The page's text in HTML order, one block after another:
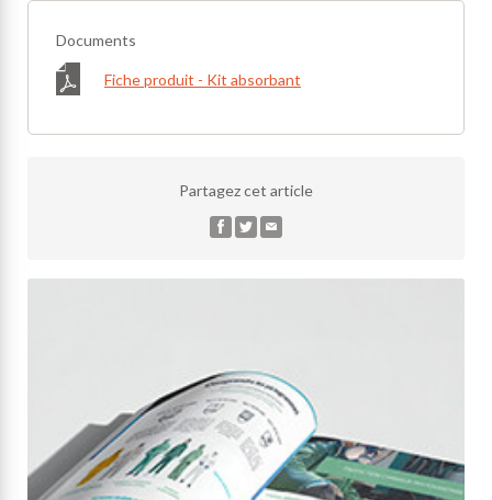
Documents
Fiche produit - Kit absorbant
Partagez cet article